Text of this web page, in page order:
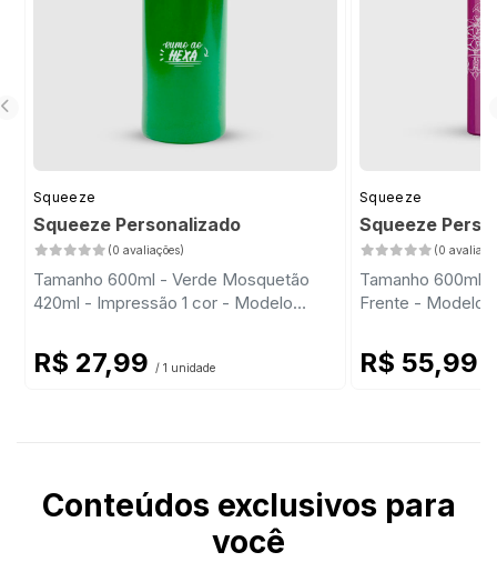
Squeeze
Squeeze Personalizado
(0 avaliações)
Tamanho 600ml - Verde Mosquetão
420ml - Impressão 1 cor - Modelo
R$ 27,99 / 1 unidade
Squeeze
Squeeze
(0
Tamanho 600ml
Frente - Modelo
R$ 55,99
Conteúdos exclusivos para
você